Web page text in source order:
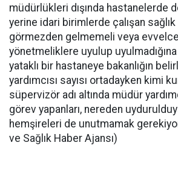
müdürlükleri dışında hastanelerde
yerine idari birimlerde çalışan
görmezden gelmemeli veya evvelce
yönetmeliklere uyulup
yataklı bir hastaneye bakanlığın
yardımcısı sayısı ortadayken kimi
süpervizör adı altında müdür
görev yapanları, nereden
hemşireleri de unutmamak
ve Sağlık Haber Ajansı)